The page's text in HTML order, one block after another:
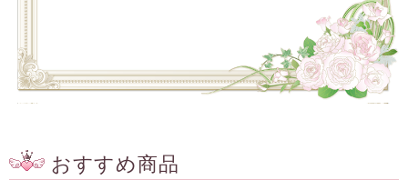
おすすめ商品